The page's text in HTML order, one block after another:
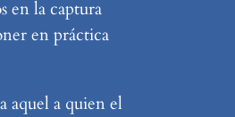
en la captura
en práctica
aquel a quien el